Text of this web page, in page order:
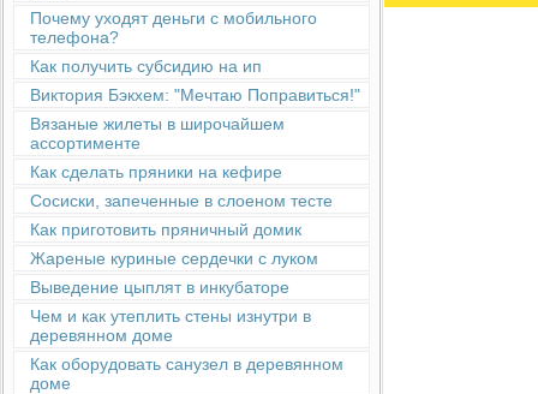
Почему уходят деньги с мобильного
телефона?
Как получить субсидию на ип
Виктория Бэкхем: "Мечтаю Поправиться!"
Вязаные жилеты в широчайшем
ассортименте
Как сделать пряники на кефире
Сосиски, запеченные в слоеном тесте
Как приготовить пряничный домик
Жареные куриные сердечки с луком
Выведение цыплят в инкубаторе
Чем и как утеплить стены изнутри в
деревянном доме
Как оборудовать санузел в деревянном
доме